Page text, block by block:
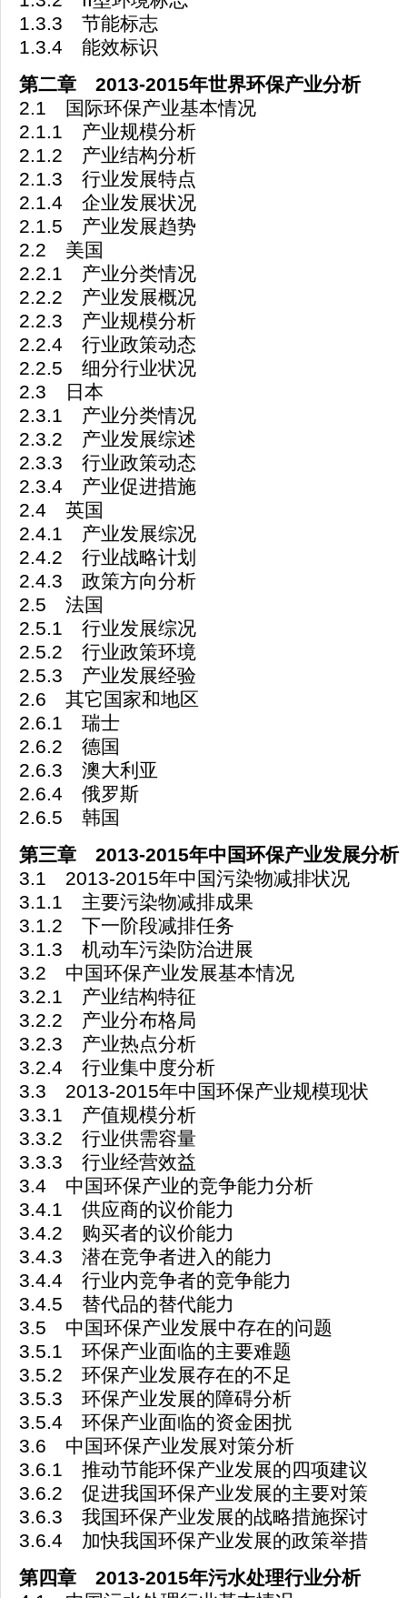
1.3.3 节能标志
1.3.4 能效标识
第二章 2013-2015年世界环保产业分析
2.1 国际环保产业基本情况
2.1.1 产业规模分析
2.1.2 产业结构分析
2.1.3 行业发展特点
2.1.4 企业发展状况
2.1.5 产业发展趋势
2.2 美国
2.2.1 产业分类情况
2.2.2 产业发展概况
2.2.3 产业规模分析
2.2.4 行业政策动态
2.2.5 细分行业状况
2.3 日本
2.3.1 产业分类情况
2.3.2 产业发展综述
2.3.3 行业政策动态
2.3.4 产业促进措施
2.4 英国
2.4.1 产业发展综况
2.4.2 行业战略计划
2.4.3 政策方向分析
2.5 法国
2.5.1 行业发展综况
2.5.2 行业政策环境
2.5.3 产业发展经验
2.6 其它国家和地区
2.6.1 瑞士
2.6.2 德国
2.6.3 澳大利亚
2.6.4 俄罗斯
2.6.5 韩国
第三章 2013-2015年中国环保产业发展分析
3.1 2013-2015年中国污染物减排状况
3.1.1 主要污染物减排成果
3.1.2 下一阶段减排任务
3.1.3 机动车污染防治进展
3.2 中国环保产业发展基本情况
3.2.1 产业结构特征
3.2.2 产业分布格局
3.2.3 产业热点分析
3.2.4 行业集中度分析
3.3 2013-2015年中国环保产业规模现状
3.3.1 产值规模分析
3.3.2 行业供需容量
3.3.3 行业经营效益
3.4 中国环保产业的竞争能力分析
3.4.1 供应商的议价能力
3.4.2 购买者的议价能力
3.4.3 潜在竞争者进入的能力
3.4.4 行业内竞争者的竞争能力
3.4.5 替代品的替代能力
3.5 中国环保产业发展中存在的问题
3.5.1 环保产业面临的主要难题
3.5.2 环保产业发展存在的不足
3.5.3 环保产业发展的障碍分析
3.5.4 环保产业面临的资金困扰
3.6 中国环保产业发展对策分析
3.6.1 推动节能环保产业发展的四项建议
3.6.2 促进我国环保产业发展的主要对策
3.6.3 我国环保产业发展的战略措施探讨
3.6.4 加快我国环保产业发展的政策举措
第四章 2013-2015年污水处理行业分析